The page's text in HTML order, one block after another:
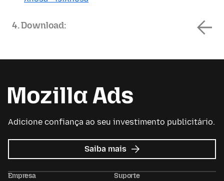
4. Download:
Adicione confiança ao seu investimento publicitário.
Saiba mais sobre
Mozilla
Empresa Suporte